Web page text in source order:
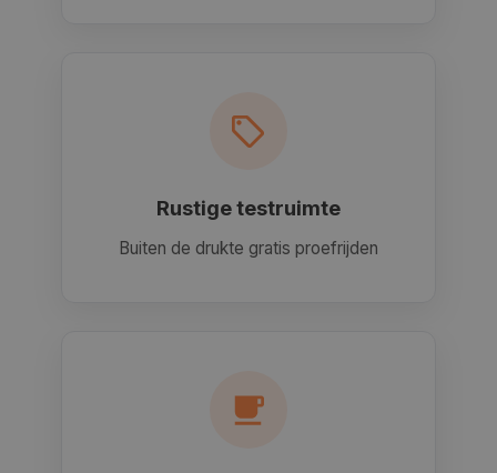
Rustige testruimte
Buiten de drukte gratis proefrijden